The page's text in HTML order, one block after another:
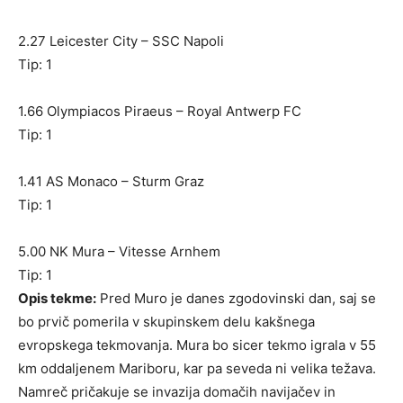
2.27 Leicester City – SSC Napoli
Tip: 1
1.66 Olympiacos Piraeus – Royal Antwerp FC
Tip: 1
1.41 AS Monaco – Sturm Graz
Tip: 1
5.00 NK Mura – Vitesse Arnhem
Tip: 1
Opis tekme: Pred Muro je danes zgodovinski dan, saj se
bo prvič pomerila v skupinskem delu kakšnega
evropskega tekmovanja. Mura bo sicer tekmo igrala v 55
km oddaljenem Mariboru, kar pa seveda ni velika težava.
Namreč pričakuje se invazija domačih navijačev in